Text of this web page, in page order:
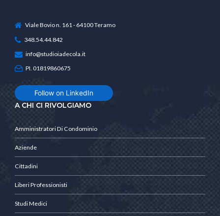
Viale Bovio n. 161 - 64100 Teramo
348.54.44.842
info@studioiadecola.it
PI. 01819860675
Follow on LinkedIn
A CHI CI RIVOLGIAMO
Amministratori Di Condominio
Aziende
Cittadini
Liberi Professionisti
Studi Medici